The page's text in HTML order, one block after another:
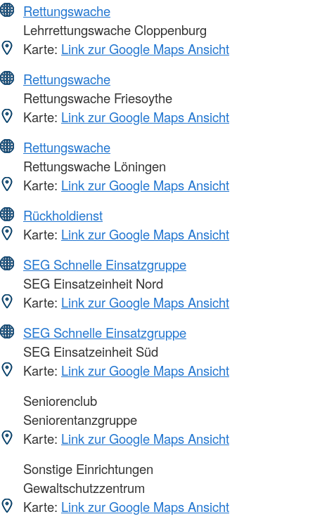
Rettungswache
Lehrrettungswache Cloppenburg
Karte: Link zur Google Maps Ansicht
Rettungswache
Rettungswache Friesoythe
Karte: Link zur Google Maps Ansicht
Rettungswache
Rettungswache Löningen
Karte: Link zur Google Maps Ansicht
Rückholdienst
Karte: Link zur Google Maps Ansicht
SEG Schnelle Einsatzgruppe
SEG Einsatzeinheit Nord
Karte: Link zur Google Maps Ansicht
SEG Schnelle Einsatzgruppe
SEG Einsatzeinheit Süd
Karte: Link zur Google Maps Ansicht
Seniorenclub
Seniorentanzgruppe
Karte: Link zur Google Maps Ansicht
Sonstige Einrichtungen
Gewaltschutzzentrum
Karte: Link zur Google Maps Ansicht